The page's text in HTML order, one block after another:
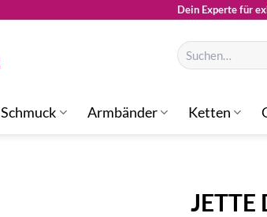
Dein Experte für
Suchen
nach:
Schmuck Armbänder Ketten
JETTE